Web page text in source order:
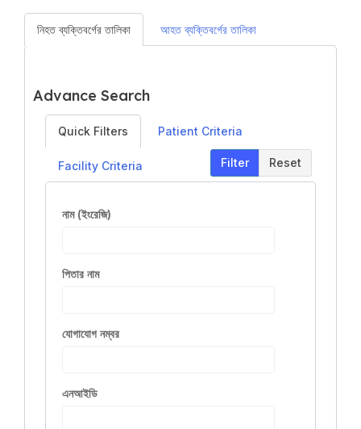
নিহত ব্যক্তিবর্গের তালিকা আহত ব্যক্তিবর্গের তালিকা
Advance Search
Quick Filters Patient Criteria
Facility Criteria Filter Reset
নাম (ইংরেজি)
পিতার নাম
যোগাযোগ নম্বর
এনআইডি